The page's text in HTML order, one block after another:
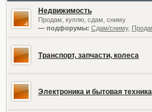
Недвижимость
Продам, куплю, сдам, сниму
— подфорумы: Сдам/сниму,
Транспорт, запчасти, колеса
Электроника и бытовая техника